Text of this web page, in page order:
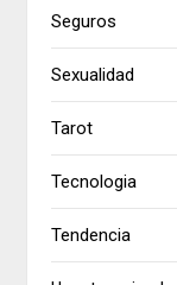
Seguros
Sexualidad
Tarot
Tecnologia
Tendencia